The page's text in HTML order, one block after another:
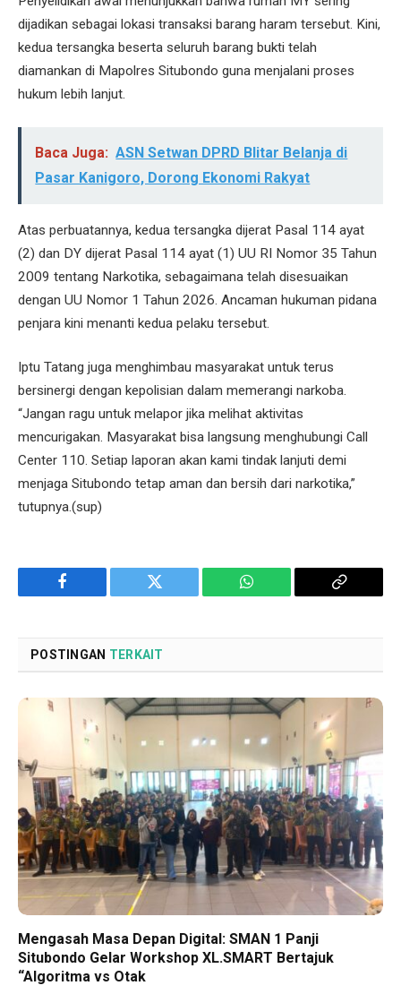
dijadikan sebagai lokasi transaksi barang haram tersebut. Kini,
kedua tersangka beserta seluruh barang bukti telah
diamankan di Mapolres Situbondo guna menjalani proses
hukum lebih lanjut.
Baca Juga: ASN Setwan DPRD Blitar Belanja di
Pasar Kanigoro, Dorong Ekonomi Rakyat
Atas perbuatannya, kedua tersangka dijerat Pasal 114 ayat
(2) dan DY dijerat Pasal 114 ayat (1) UU RI Nomor 35 Tahun
2009 tentang Narkotika, sebagaimana telah disesuaikan
dengan UU Nomor 1 Tahun 2026. Ancaman hukuman pidana
penjara kini menanti kedua pelaku tersebut.
Iptu Tatang juga menghimbau masyarakat untuk terus
bersinergi dengan kepolisian dalam memerangi narkoba.
“Jangan ragu untuk melapor jika melihat aktivitas
mencurigakan. Masyarakat bisa langsung menghubungi Call
Center 110. Setiap laporan akan kami tindak lanjuti demi
menjaga Situbondo tetap aman dan bersih dari narkotika,”
tutupnya.(sup)
Facebook Twitter WhatsApp
Copy
POSTINGAN TERKAIT
Mengasah Masa Depan Digital: SMAN 1 Panji
Situbondo Gelar Workshop XL.SMART Bertajuk
“Algoritma vs Otak